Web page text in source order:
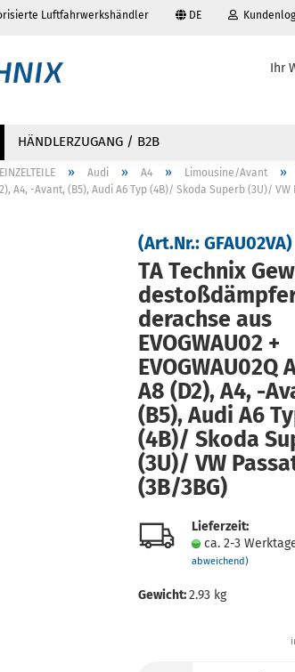
Luftfahrwerkshändler DE
auswählen
Passwort vergessen?
Ihr
HÄNDLERZUGANG / B2B
» Audi » A4 » Limousine/Avant »
A4, -Avant, (B5), Audi A6 Typ (4B)/ Skoda Superb (3U)/ VW
(Art.Nr.: GFAU02VA)
TA Tech­nix
der­ach­se aus
EVOGWAU02 +
EVOGWAU02Q
A8 (D2), A4, -​
(B5), Audi A6
(4B)/ Skoda
(3U)/ VW
(3B/3BG)
Lieferzeit:
ca. 2-3
abweichend)
Gewicht:2.93kg